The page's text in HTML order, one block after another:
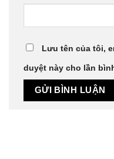
Lưu tên của tôi,
duyệt này cho lần